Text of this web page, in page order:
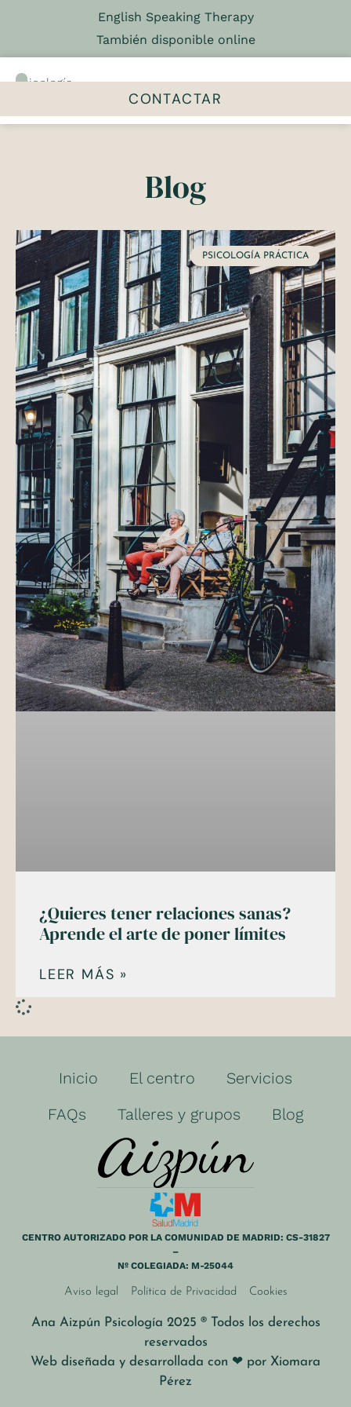
English Speaking Therapy
También disponible online
Psicología
CONTACTAR
Blog
PSICOLOGÍA PRÁCTICA
¿Quieres tener relaciones sanas?
Aprende el arte de poner límites
LEER MÁS »
Inicio El centro
Servicios
FAQs
Talleres y grupos Blog
CENTRO AUTORIZADO POR LA COMUNIDAD DE MADRID: CS-31827
–
Nº COLEGIADA: M-25044
Aviso legal Política de Privacidad Cookies
Ana Aizpún Psicología 2025 ® Todos los derechos
reservados
Web diseñada y desarrollada con ❤ por Xiomara
Pérez